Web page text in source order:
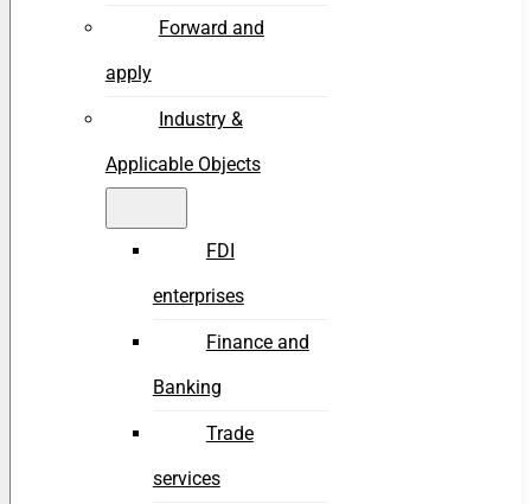
Forward and
apply
Industry &
Applicable Objects
FDI
enterprises
Finance and
Banking
Trade
services